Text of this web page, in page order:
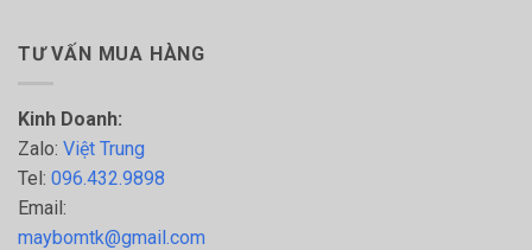
TƯ VẤN MUA HÀNG
Kinh Doanh:
Zalo: Việt Trung
Tel: 096.432.9898
Email:
maybomtk@gmail.com